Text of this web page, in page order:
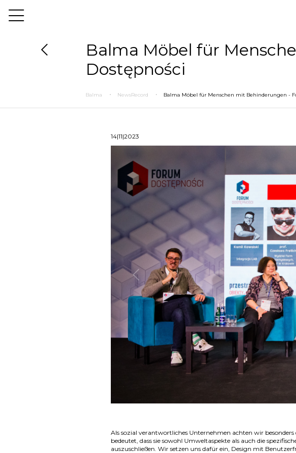
Balma Möbel für
Dostępności
Balma NewsRecord Balma Möbel für Menschen mit Behinderungen -
14|11|2023
Zurück
Als sozial verantwortliches Unternehmen achten wir
bedeutet, dass sie sowohl Umweltaspekte als auch die
auszuschließen. Wir setzen uns dafür ein, Design mit